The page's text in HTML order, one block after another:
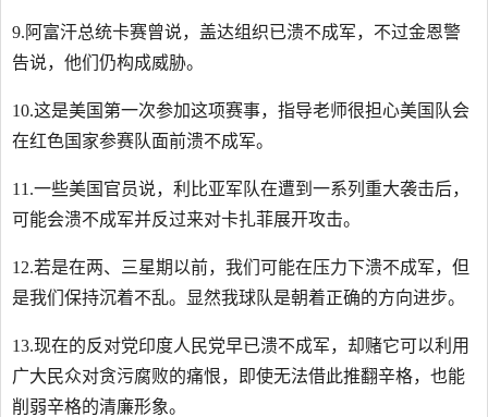
9.阿富汗总统卡赛曾说，盖达组织已溃不成军，不过金恩警
告说，他们仍构成威胁。
10.这是美国第一次参加这项赛事，指导老师很担心美国队会
在红色国家参赛队面前溃不成军。
11.一些美国官员说，利比亚军队在遭到一系列重大袭击后，
可能会溃不成军并反过来对卡扎菲展开攻击。
12.若是在两、三星期以前，我们可能在压力下溃不成军，但
是我们保持沉着不乱。显然我球队是朝着正确的方向进步。
13.现在的反对党印度人民党早已溃不成军，却赌它可以利用
广大民众对贪污腐败的痛恨，即使无法借此推翻辛格，也能
削弱辛格的清廉形象。